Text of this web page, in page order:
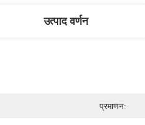
उत्पाद वर्णन
प्रमाणन: